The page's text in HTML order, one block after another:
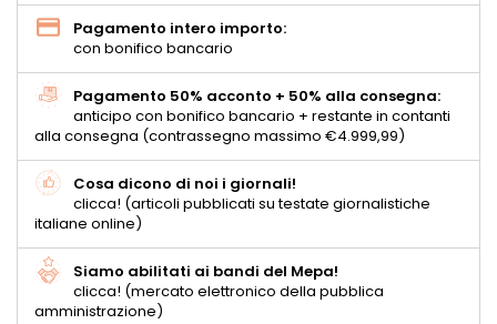
Pagamento intero importo:
con bonifico bancario
Pagamento 50% acconto + 50% alla consegna:
anticipo con bonifico bancario + restante in contanti
alla consegna (contrassegno massimo €4.999,99)
Cosa dicono di noi i giornali!
clicca! (articoli pubblicati su testate giornalistiche
italiane online)
Siamo abilitati ai bandi del Mepa!
clicca! (mercato elettronico della pubblica
amministrazione)